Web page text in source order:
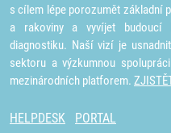
s cílem lépe porozumět základní
a rakoviny a vyvíjet budoucí
diagnostiku. Naší vizí je
sektoru a výzkumnou
mezinárodních platforem.
HELPDESK PORTAL